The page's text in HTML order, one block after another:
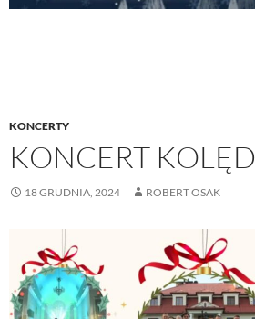
KONCERTY
KONCERT KOLĘD
18 GRUDNIA, 2024 ROBERT OSAK